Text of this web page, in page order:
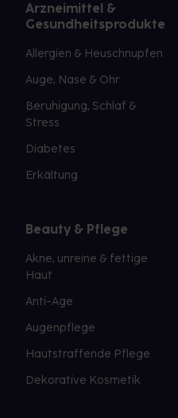
Arzneimittel &
Gesundheitsprodukte
Allergien & Heuschnupfen
Auge, Nase & Ohr
Beruhigung, Schlaf &
Stress
Diabetes
Erkältung
Beauty & Pflege
Akne, unreine & fettige
Haut
Anti-Age
Augenpflege
Hautstraffende Pflege
Dekorative Kosmetik